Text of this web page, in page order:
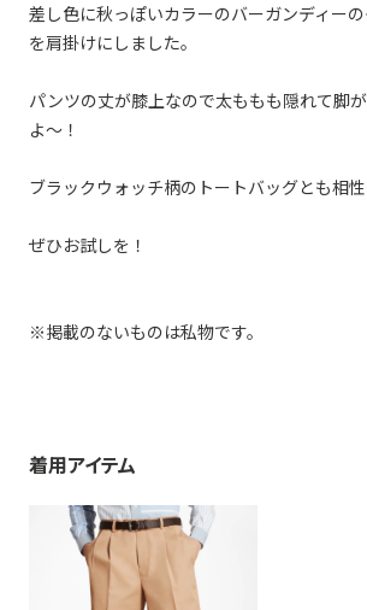
差し色に秋っぽいカラーのバーガンディー
を肩掛けにしました。
パンツの丈が膝上なので太ももも隠れて脚
よ〜！
ブラックウォッチ柄のトートバッグとも相性
ぜひお試しを！
※掲載のないものは私物です。
着用アイテム